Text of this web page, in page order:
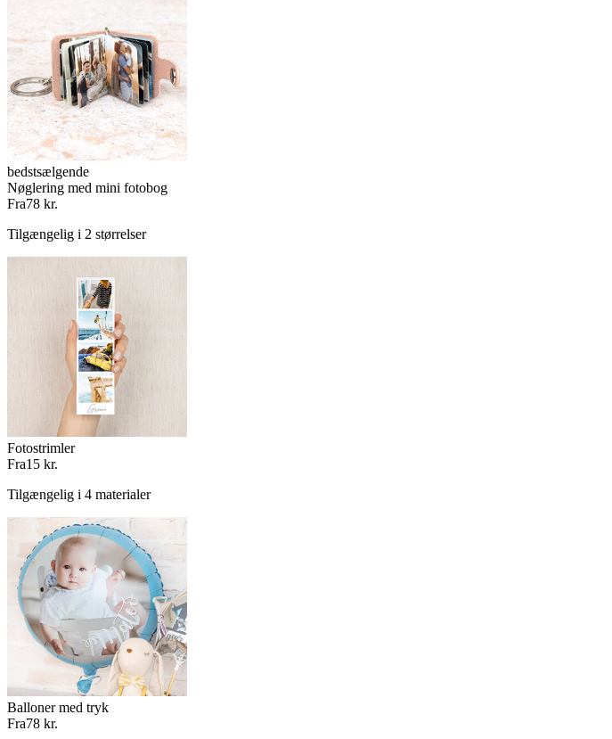
bedstsælgende
Nøglering med mini fotobog
Fra78 kr.
Tilgængelig i 2 størrelser
Fotostrimler
Fra15 kr.
Tilgængelig i 4 materialer
Balloner med tryk
Fra78 kr.